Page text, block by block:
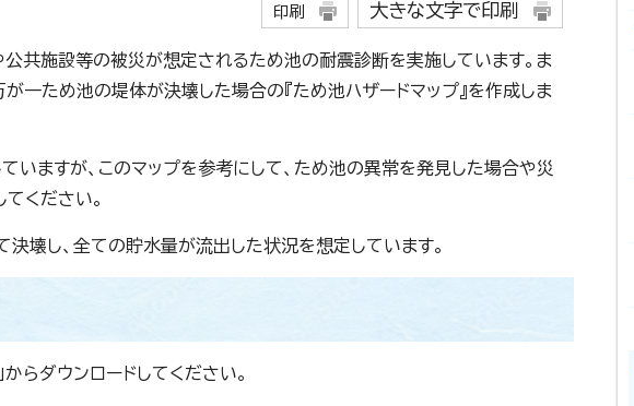
印刷 大きな文字で印刷
共施設等の被災が想定されるため池の耐震診断を実施しています。ま
一ため池の堤体が決壊した場合の『ため池ハザードマップ』を作成しま
ますが、このマップを参考にして、ため池の異常を発見した場合や災
ください。
壊し、全ての貯水量が流出した状況を想定しています。
らダウンロードしてください。